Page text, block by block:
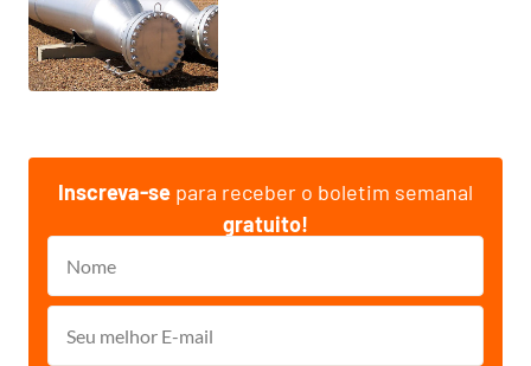
Inscreva-se para receber o boletim semanal
gratuito!